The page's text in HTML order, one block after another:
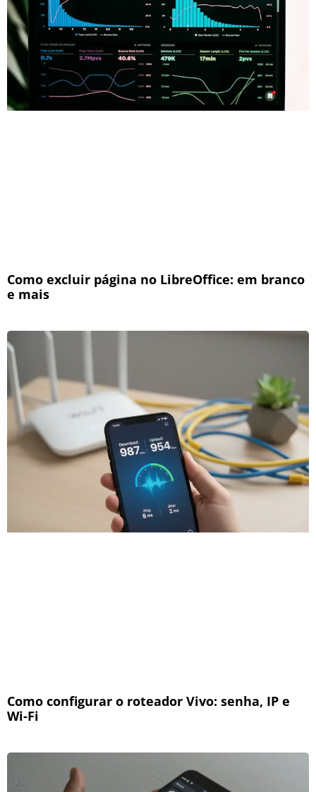
Como excluir página no LibreOffice: em branco
e mais
Como configurar o roteador Vivo: senha, IP e
Wi-Fi